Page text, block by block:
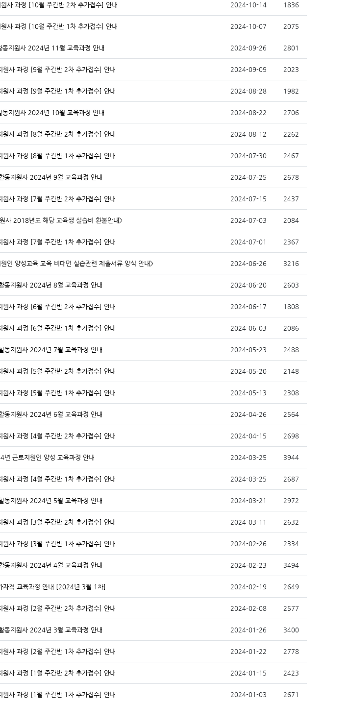
원사 과정 [10월 주간반 2차 추가접수] 안내 2024-10-14 1836
원사 과정 [10월 주간반 1차 추가접수] 안내 2024-10-07 2075
동지원사 2024년 11월 교육과정 안내 2024-09-26 2801
원사 과정 [9월 주간반 2차 추가접수] 안내 2024-09-09 2023
원사 과정 [9월 주간반 1차 추가접수] 안내 2024-08-28 1982
동지원사 2024년 10월 교육과정 안내 2024-08-22 2706
원사 과정 [8월 주간반 2차 추가접수] 안내 2024-08-12 2262
원사 과정 [8월 주간반 1차 추가접수] 안내 2024-07-30 2467
동지원사 2024년 9월 교육과정 안내 2024-07-25 2678
원사 과정 [7월 주간반 2차 추가접수] 안내 2024-07-15 2437
사 2018년도 해당 교육생 실습비 환불안내> 2024-07-03 2084
원사 과정 [7월 주간반 1차 추가접수] 안내 2024-07-01 2367
인 양성교육 교육 비대면 실습관련 제출서류 양식 안내> 2024-06-26 3216
동지원사 2024년 8월 교육과정 안내 2024-06-20 2603
원사 과정 [6월 주간반 2차 추가접수] 안내 2024-06-17 1808
원사 과정 [6월 주간반 1차 추가접수] 안내 2024-06-03 2086
동지원사 2024년 7월 교육과정 안내 2024-05-23 2488
원사 과정 [5월 주간반 2차 추가접수] 안내 2024-05-20 2148
원사 과정 [5월 주간반 1차 추가접수] 안내 2024-05-13 2308
동지원사 2024년 6월 교육과정 안내 2024-04-26 2564
원사 과정 [4월 주간반 2차 추가접수] 안내 2024-04-15 2698
년 근로지원인 양성 교육과정 안내 2024-03-25 3944
원사 과정 [4월 주간반 1차 추가접수] 안내 2024-03-25 2687
동지원사 2024년 5월 교육과정 안내 2024-03-21 2972
원사 과정 [3월 주간반 2차 추가접수] 안내 2024-03-11 2632
원사 과정 [3월 주간반 1차 추가접수] 안내 2024-02-26 2334
동지원사 2024년 4월 교육과정 안내 2024-02-23 3494
자격 교육과정 안내 [2024년 3월 1차] 2024-02-19 2649
원사 과정 [2월 주간반 2차 추가접수] 안내 2024-02-08 2577
동지원사 2024년 3월 교육과정 안내 2024-01-26 3400
원사 과정 [2월 주간반 1차 추가접수] 안내 2024-01-22 2778
원사 과정 [1월 주간반 2차 추가접수] 안내 2024-01-15 2423
원사 과정 [1월 주간반 1차 추가접수] 안내 2024-01-03 2671